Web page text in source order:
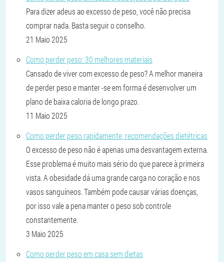
Para dizer adeus ao excesso de peso, você não precisa
comprar nada. Basta seguir o conselho.
21 Maio 2025
Como perder peso: 30 melhores materiais
Cansado de viver com excesso de peso? A melhor maneira
de perder peso e manter -se em forma é desenvolver um
plano de baixa caloria de longo prazo.
11 Maio 2025
Como perder peso rapidamente, recomendações dietétricas
O excesso de peso não é apenas uma desvantagem externa.
Esse problema é muito mais sério do que parece à primeira
vista. A obesidade dá uma grande carga no coração e nos
vasos sanguíneos. Também pode causar várias doenças,
por isso vale a pena manter o peso sob controle
constantemente.
3 Maio 2025
Como perder peso em casa sem dietas